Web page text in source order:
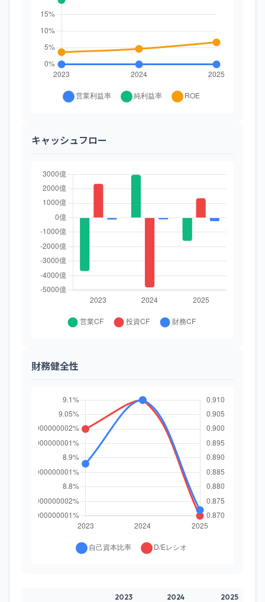
キャッシュフロー
財務健全性
2023 2024 2025